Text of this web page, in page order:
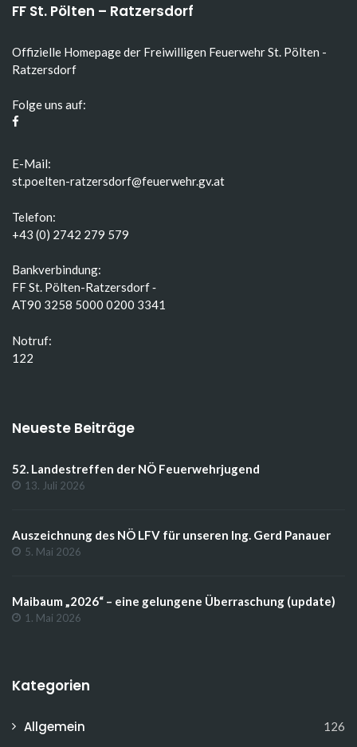
FF St. Pölten – Ratzersdorf
Offizielle Homepage der Freiwilligen Feuerwehr St. Pölten -
Ratzersdorf
Folge uns auf:
E-Mail:
st.poelten-ratzersdorf@feuerwehr.gv.at
Telefon:
+43 (0) 2742 279 579
Bankverbindung:
FF St. Pölten-Ratzersdorf ‑
AT90 3258 5000 0200 3341
Notruf:
122
Neueste Beiträge
52. Landestreffen der NÖ Feuerwehrjugend
13. Juli 2026
Auszeichnung des NÖ LFV für unseren Ing. Gerd Panauer
5. Mai 2026
Maibaum „2026“ – eine gelungene Überraschung (update)
1. Mai 2026
Kategorien
Allgemein 126